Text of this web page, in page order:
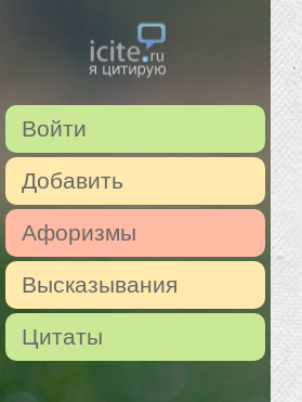
Войти
Добавить
Афоризмы
Высказывания
Цитаты